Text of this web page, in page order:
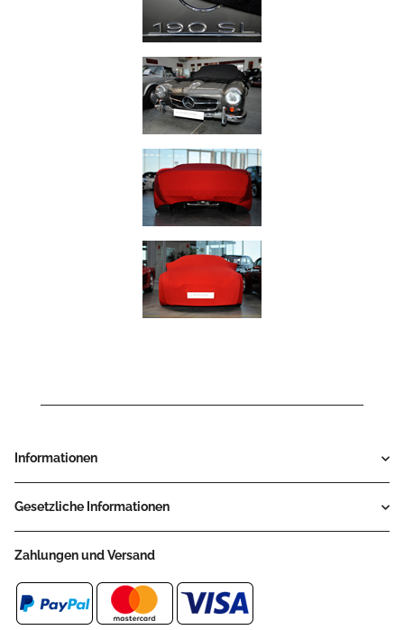
Informationen
Gesetzliche Informationen
Zahlungen und Versand